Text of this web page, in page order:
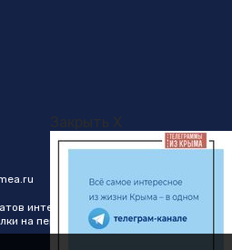
Закрыть X
интеллектуальной
на первоисточник в виде